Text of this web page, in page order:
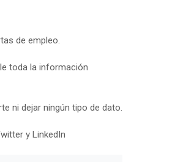
de empleo.
toda la información
ni dejar ningún tipo de dato.
y LinkedIn